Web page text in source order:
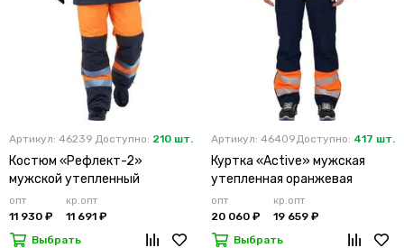
Артикул: 46239 Доступно: 210 шт.
Костюм «Рефлект-2»
мужской утепленный
оранжевый с п/к
опт
11 930 ₽
кр.опт
11 691 ₽
Выбрать
Артикул: 46409Доступно: 417 шт.
Куртка «Active» мужская
утепленная оранжевая
опт
20 060 ₽
кр.опт
19 659 ₽
Выбрать